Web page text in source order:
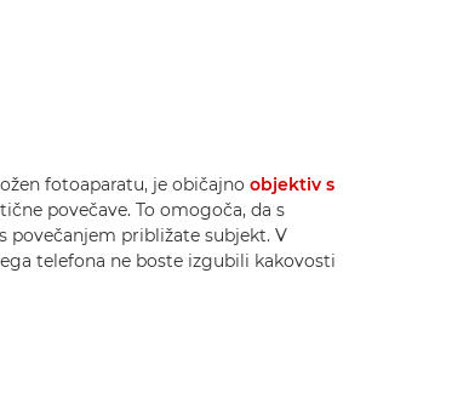
fotoaparatu, je običajno objektiv s
povečave. To omogoča, da s
povečanjem približate subjekt. V
telefona ne boste izgubili kakovosti